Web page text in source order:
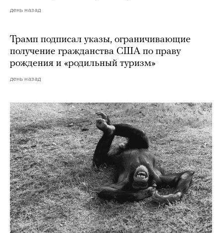
день назад
Трамп подписал указы, ограничивающие
получение гражданства США по праву
рождения и «родильный туризм»
день назад